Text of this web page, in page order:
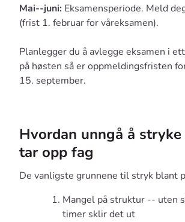
Mai--juni: Eksamensperiode. Meld
(frist 1. februar for våreksamen).
Planlegger du å avlegge eksamen i
på høsten så er oppmeldingsfristen
15. september.
Hvordan unngå å stryke
tar opp fag
De vanligste grunnene til stryk blant
Mangel på struktur -- uten
timer sklir det ut